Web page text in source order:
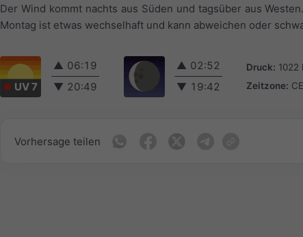
Der Wind kommt nachts aus Süden und tagsüber aus
Montag ist etwas wechselhaft und kann abweichen oder
UV 7
▲ 06:19
▼ 20:49
▲ 02:52
▼ 19:42
Druck: 1022
Zeitzone:
Vorhersage teilen